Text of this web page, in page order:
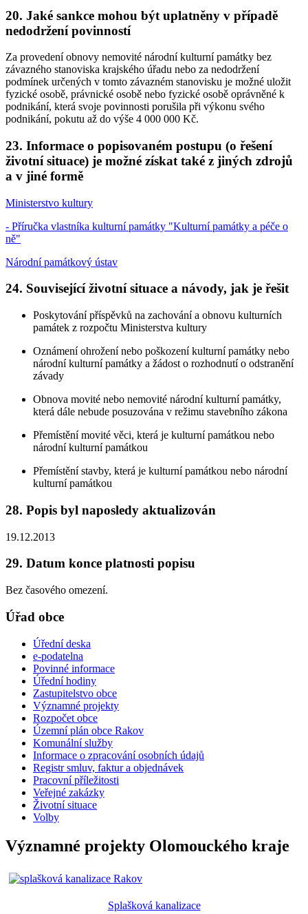
20. Jaké sankce mohou být uplatněny v případě
nedodržení povinností
Za provedení obnovy nemovité národní kulturní památky bez
závazného stanoviska krajského úřadu nebo za nedodržení
podmínek určených v tomto závazném stanovisku je možné uložit
fyzické osobě, právnické osobě nebo fyzické osobě oprávněné k
podnikání, která svoje povinnosti porušila při výkonu svého
podnikání, pokutu až do výše 4 000 000 Kč.
23. Informace o popisovaném postupu (o řešení
životní situace) je možné získat také z jiných zdrojů
a v jiné formě
Ministerstvo kultury
- Příručka vlastníka kulturní památky "Kulturní památky a péče o
ně"
Národní památkový ústav
24. Související životní situace a návody, jak je řešit
Poskytování příspěvků na zachování a obnovu kulturních
památek z rozpočtu Ministerstva kultury
Oznámení ohrožení nebo poškození kulturní památky nebo
národní kulturní památky a žádost o rozhodnutí o odstranění
závady
Obnova movité nebo nemovité národní kulturní památky,
která dále nebude posuzována v režimu stavebního zákona
Přemístění movité věci, která je kulturní památkou nebo
národní kulturní památkou
Přemístění stavby, která je kulturní památkou nebo národní
kulturní památkou
28. Popis byl naposledy aktualizován
19.12.2013
29. Datum konce platnosti popisu
Bez časového omezení.
Úřad obce
Úřední deska
e-podatelna
Povinné informace
Úřední hodiny
Zastupitelstvo obce
Významné projekty
Rozpočet obce
Územní plán obce Rakov
Komunální služby
Informace o zpracování osobních údajů
Registr smluv, faktur a objednávek
Pracovní příležitosti
Veřejné zakázky
Životní situace
Volby
Významné projekty Olomouckého kraje
Splašková kanalizace